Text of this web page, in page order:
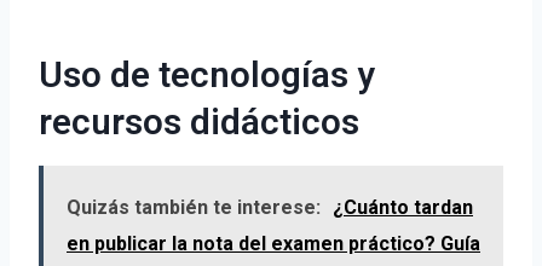
Uso de tecnologías y
recursos didácticos
Quizás también te interese:
¿Cuánto tardan
en publicar la nota del examen práctico? Guía